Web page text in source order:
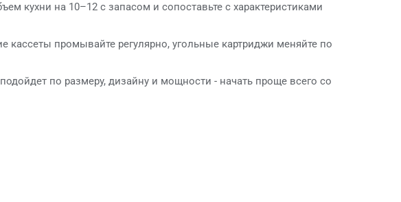
кухни на 10–12 с запасом и сопоставьте с характеристиками
промывайте регулярно, угольные картриджи меняйте по
по размеру, дизайну и мощности - начать проще всего со